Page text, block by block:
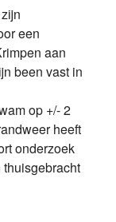
een
aan
been vast in
op +/- 2
heeft
onderzoek